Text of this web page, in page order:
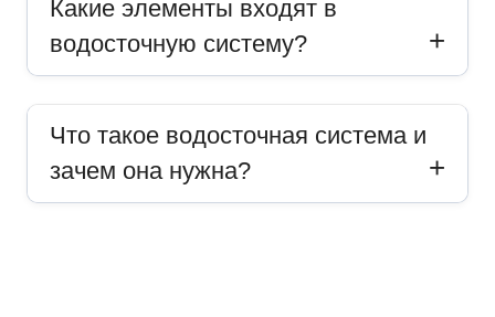
Какие элементы входят в
водосточную систему?
Что такое водосточная система и
зачем она нужна?